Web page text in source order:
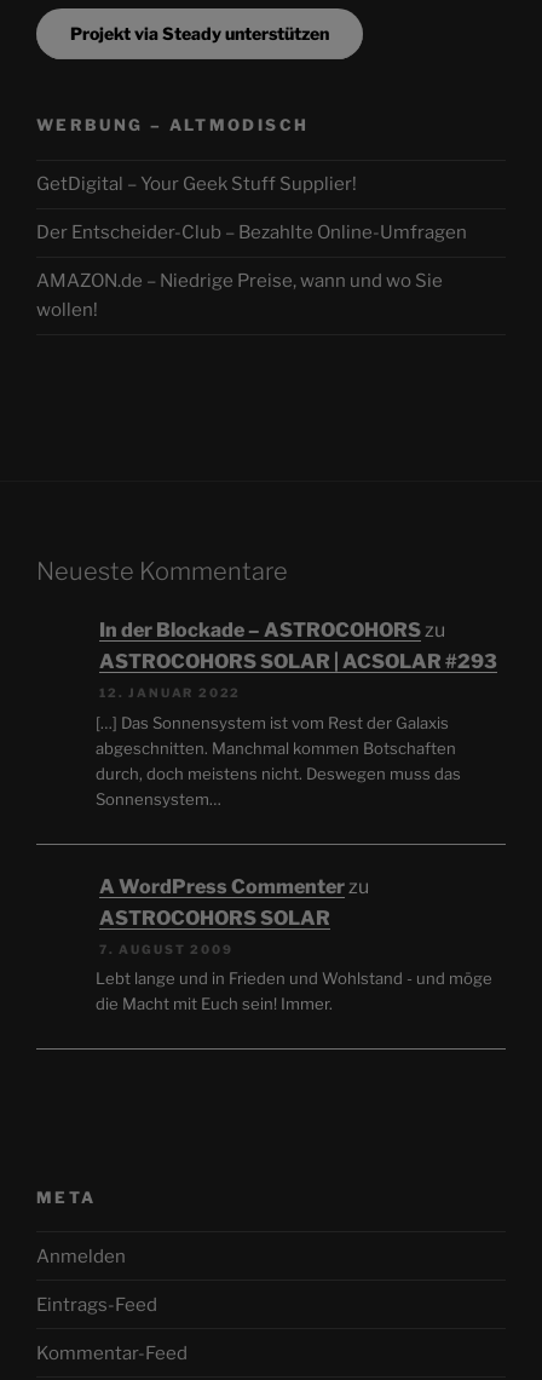
Projekt via Steady unterstützen
WERBUNG – ALTMODISCH
GetDigital – Your Geek Stuff Supplier!
Der Entscheider-Club – Bezahlte Online-Umfragen
AMAZON.de – Niedrige Preise, wann und wo Sie
wollen!
Neueste Kommentare
In der Blockade – ASTROCOHORSzu
ASTROCOHORS SOLAR | ACSOLAR #293
12. JANUAR 2022
[…] Das Sonnensystem ist vom Rest der Galaxis
abgeschnitten. Manchmal kommen Botschaften
durch, doch meistens nicht. Deswegen muss das
Sonnensystem…
A WordPress Commenterzu
ASTROCOHORS SOLAR
7. AUGUST 2009
Lebt lange und in Frieden und Wohlstand - und möge
die Macht mit Euch sein! Immer.
META
Anmelden
Eintrags-Feed
Kommentar-Feed